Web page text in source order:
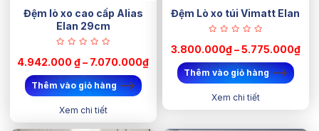
Đệm lò xo cao cấp Alias
Elan 29cm
4.942.000 ₫ – 7.070.000₫
Thêm vào giỏ hàng
Xem chi tiết
Đệm Lò xo túi Vimatt Elan
3.800.000₫ – 5.775.000₫
Thêm vào giỏ hàng
Xem chi tiết